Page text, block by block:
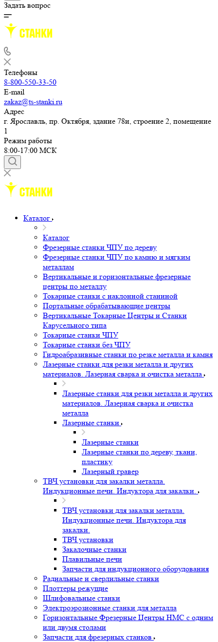
Задать вопрос
Телефоны
8-800-550-33-50
E-mail
zakaz@ts-stanki.ru
Адрес
г. Ярославль, пр. Октября, здание 78и, строение 2, помещение
1
Режим работы
8:00-17:00 МСК
Каталог
Каталог
Фрезерные станки ЧПУ по дереву
Фрезерные станки ЧПУ по камню и мягким
металлам
Вертикальные и горизонтальные фрезерные
центры по металлу
Токарные станки с наклонной станиной
Портальные обрабатывающие центры
Вертикальные Токарные Центры и Станки
Карусельного типа
Токарные станки ЧПУ
Токарные станки без ЧПУ
Гидроабразивные станки по резке металла и камня
Лазерные станки для резки металла и других
материалов. Лазерная сварка и очистка металла
Лазерные станки для резки металла и других
материалов. Лазерная сварка и очистка
металла
Лазерные станки
Лазерные станки
Лазерные станки по дереву, ткани,
пластику
Лазерный гравер
ТВЧ установки для закалки металла.
Индукционные печи. Индуктора для закалки.
ТВЧ установки для закалки металла.
Индукционные печи. Индуктора для
закалки.
ТВЧ установки
Закалочные станки
Плавильные печи
Запчасти для индукционного оборудования
Радиальные и сверлильные станки
Плоттеры режущие
Шлифовальные станки
Электроэрозионные станки для металла
Горизонтальные Фрезерные Центры HMC с одним
или двумя столами
Запчасти для фрезерных станков